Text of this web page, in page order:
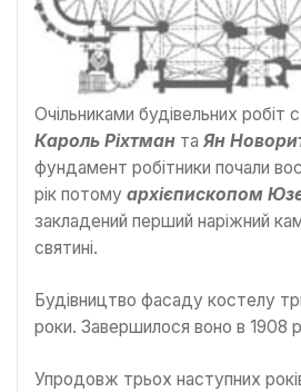
Очільниками будівельних робіт
Кароль Ріхтман та Ян
фундамент робітники почали
рік потому архієпископом
закладений перший наріжний
святині.
Будівництво фасаду костелу
роки. Завершилося воно в 1908
Упродовж трьох наступних